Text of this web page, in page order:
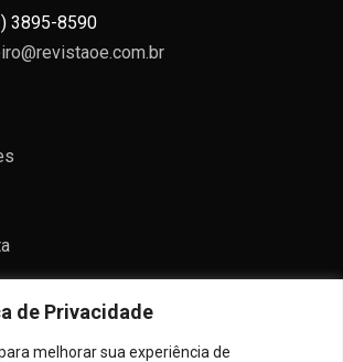
de Privacidade
melhorar sua experiência de
3895-8590